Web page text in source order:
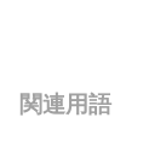
関連用語